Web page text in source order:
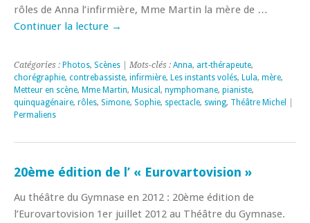
rôles de Anna l’infirmière, Mme Martin la mère de …
Continuer la lecture →
Catégories : Photos, Scènes | Mots-clés : Anna, art-thérapeute,
chorégraphie, contrebassiste, infirmière, Les instants volés, Lula, mère,
Metteur en scène, Mme Martin, Musical , nymphomane, pianiste,
quinquagénaire, rôles, Simone, Sophie, spectacle, swing, Théâtre Michel
Permaliens
20ème édition de l’ « Eurovartovision »
Au théâtre du Gymnase en 2012 : 20ème édition de
l’Eurovartovision 1er juillet 2012 au Théâtre du Gymnase.